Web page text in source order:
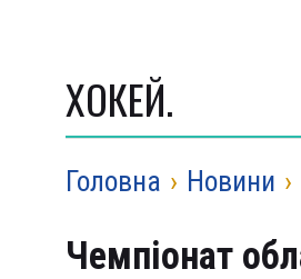
ХОКЕЙ.
Головна › Новини ›
Чемпіонат